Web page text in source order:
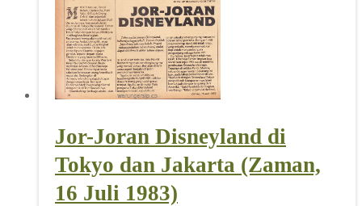
Jor-Joran Disneyland di
Tokyo dan Jakarta (Zaman,
16 Juli 1983)